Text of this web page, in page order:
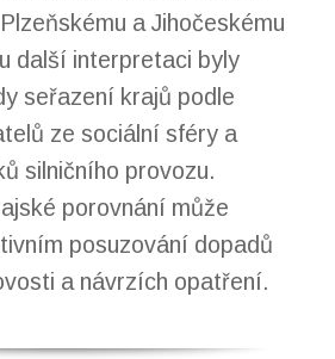
a Jihočeskému
další interpretaci byly
seřazení krajů podle
ze sociální sféry a
silničního provozu.
porovnání může
posuzování dopadů
a návrzích opatření.